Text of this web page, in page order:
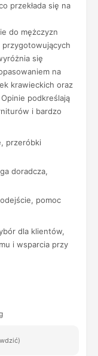
przekłada się na
do mężczyzn
się
na
krawieckich oraz
podkreślają
i bardzo
przeróbki
doradcza,
pomoc
dla klientów,
i wsparcia przy